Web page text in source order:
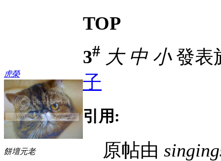
TOP
虎榮
餅壇元老
3# 大 中 小發表
子
引用:
原帖由